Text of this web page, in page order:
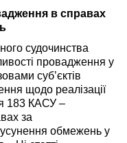
в справах
судочинства
провадження у
суб’єктів
щодо реалізації
183 КАСУ –
за
обмежень у